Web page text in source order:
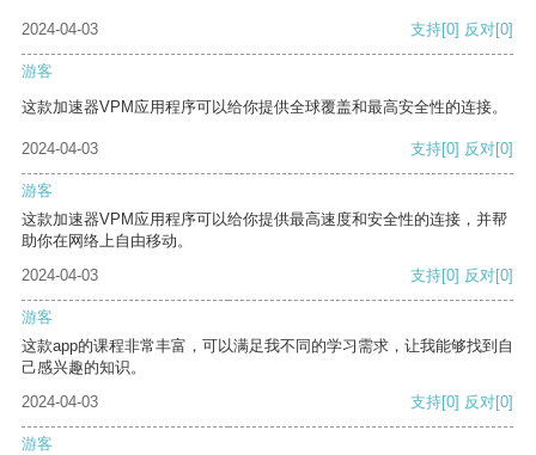
2024-04-03 支持[0] 反对[0]
游客
这款加速器VPM应用程序可以给你提供全球覆盖和最高安全性的连接。
2024-04-03 支持[0] 反对[0]
游客
这款加速器VPM应用程序可以给你提供最高速度和安全性的连接，并帮
助你在网络上自由移动。
2024-04-03
支持[0] 反对[0]
游客
这款app的课程非常丰富，可以满足我不同的学习需求，让我能够找到自
己感兴趣的知识。
2024-04-03
支持[0] 反对[0]
游客